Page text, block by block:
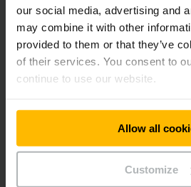
our social media, advertising and
may combine it with other
provided to them or that they’ve
of their services. You consent to
continue to use our website.
Allow all
Customize
DEMANDER UN DEVIS